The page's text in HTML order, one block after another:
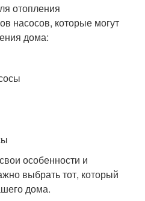
отопления
насосов, которые могут
дома:
особенности и
выбрать тот, который
дома.